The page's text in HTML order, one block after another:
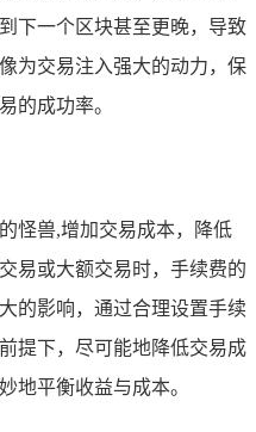
下一个区块甚至更晚，导致
为交易注入强大的动力，保
的成功率。
怪兽,增加交易成本，降低
易或大额交易时，手续费的
的影响，通过合理设置手续
提下，尽可能地降低交易成
地平衡收益与成本。